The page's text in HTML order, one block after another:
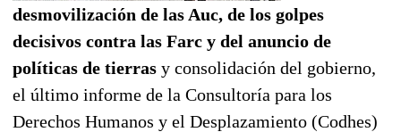
desmovilización de las Auc, de los golpes
decisivos contra las Farc y del anuncio de
políticas de tierras y consolidación del gobierno,
el último informe de la Consultoría para los
Derechos Humanos y el Desplazamiento (Codhes)